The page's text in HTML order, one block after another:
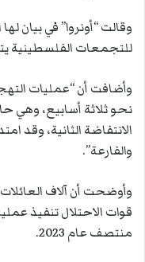
وقالت “أونروا” في بيان
للتجمعات الفلسطينية
وأضافت أن “عمليات
نحو ثلاثة أسابيع، وهي
الانتفاضة الثانية،
والفارعة”.
وأوضحت أن آلاف
قوات الاحتلال تنفيذ
منتصف عام 2023.